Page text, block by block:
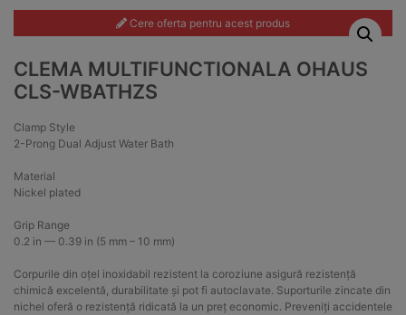
Cere oferta pentru acest produs
CLEMA MULTIFUNCTIONALA OHAUS
CLS-WBATHZS
Clamp Style
2-Prong Dual Adjust Water Bath
Material
Nickel plated
Grip Range
0.2 in — 0.39 in (5 mm – 10 mm)
Corpurile din oțel inoxidabil rezistent la coroziune asigură rezistență
chimică excelentă, durabilitate și pot fi autoclavate. Suporturile zincate din
nichel oferă o rezistență ridicată la un preț economic. Preveniți accidentele